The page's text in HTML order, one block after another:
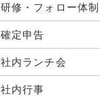
研修・フォロー体制
確定申告
社内ランチ会
社内行事